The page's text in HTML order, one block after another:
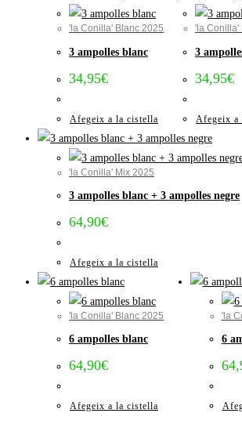
'la Conilla' Blanc 2025
3 ampolles blanc
34,95€
Afegeix a la cistella
'la Conilla'
3
34,95€
Afegeix a
'la Conilla' Mix 2025
3 ampolles blanc + 3 ampolles negre
64,90€
Afegeix a la cistella
'la Conilla' Blanc 2025
6 ampolles blanc
64,90€
Afegeix a la cistella
'la
6